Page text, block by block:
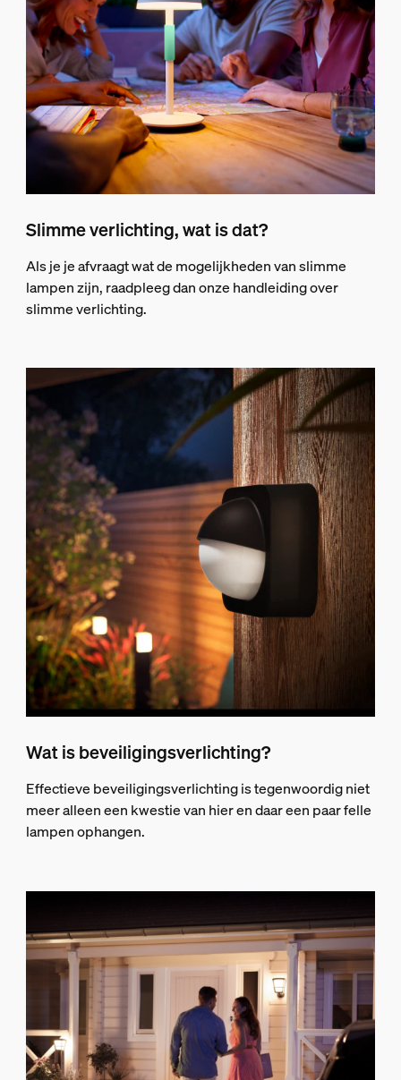
Slimme verlichting, wat is dat?
Als je je afvraagt wat de mogelijkheden van slimme
lampen zijn, raadpleeg dan onze handleiding over
slimme verlichting.
Wat is beveiligingsverlichting?
Effectieve beveiligingsverlichting is tegenwoordig niet
meer alleen een kwestie van hier en daar een paar felle
lampen ophangen.